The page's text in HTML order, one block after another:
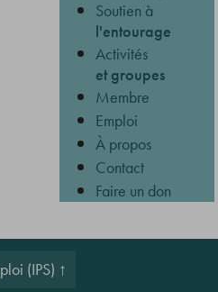
Soutien à
l'entourage
Activités
et groupes
Membre
Emploi
À propos
Contact
Faire un don
(IPS)